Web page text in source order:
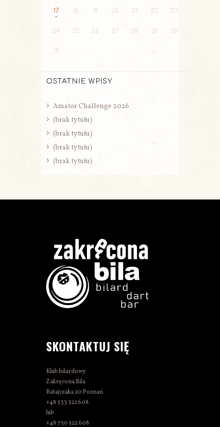
17 18 19 20 21 22 23
24 25 26 27 28 29 30
31
OSTATNIE WPISY
Amator Challenge 2026
(brak tytułu)
(brak tytułu)
(brak tytułu)
(brak tytułu)
SKONTAKTUJ SIĘ
Klub bilardowy
Zakręcona Bila
Ratajczaka 20 Poznań
+48 533 522 608
lub
+48 730 522 608